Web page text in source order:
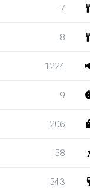
7
8
1224
9
206
58
543